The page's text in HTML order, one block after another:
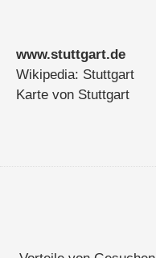
Besorgungen erledigen.
Über ...
www.stuttgart.de
Wikipedia: Stuttgart
Karte von Stuttgart